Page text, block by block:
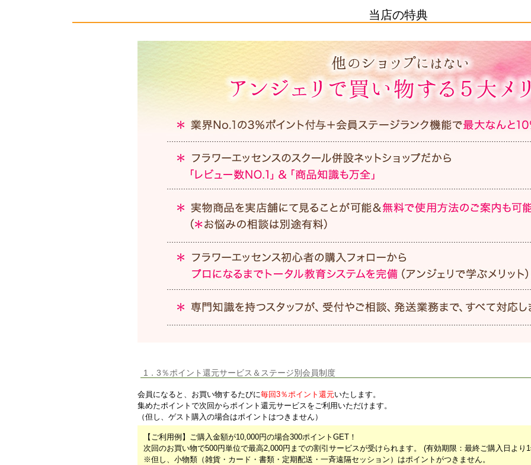
当店の特典
1．3％ポイント還元サービス＆ステージ別会員制度
会員になると、お買い物するたびに毎回3％ポイント還元いたします。
集めたポイントで次回からポイント還元サービスをご利用いただけます。
（但し、ゲスト購入の場合はポイントはつきません）
【ご利用例】ご購入金額が10,000円の場合300ポイントGET！
次回のお買い物で500円単位で最高2,000円までの割引サービスが受けられます。 (有効期限：最終ご購入日より1
※但し、小物類（雑貨・カード・書類・定期配送・一斉遠隔セッション）はポイントがつきません。